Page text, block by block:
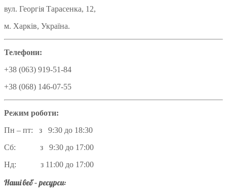
вул. Георгія Тарасенка, 12,
м. Харків, Україна.
Телефони:
+38 (063) 919-51-84
+38 (068) 146-07-55
Режим роботи:
Пн – пт: з 9:30 до 18:30
Сб: з 9:30 до 17:00
Нд: з 11:00 до 17:00
Наші веб – ресурси: